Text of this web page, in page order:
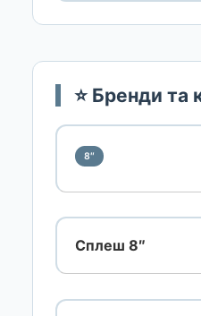
⭐ Бренди та
8″
Сплеш 8″